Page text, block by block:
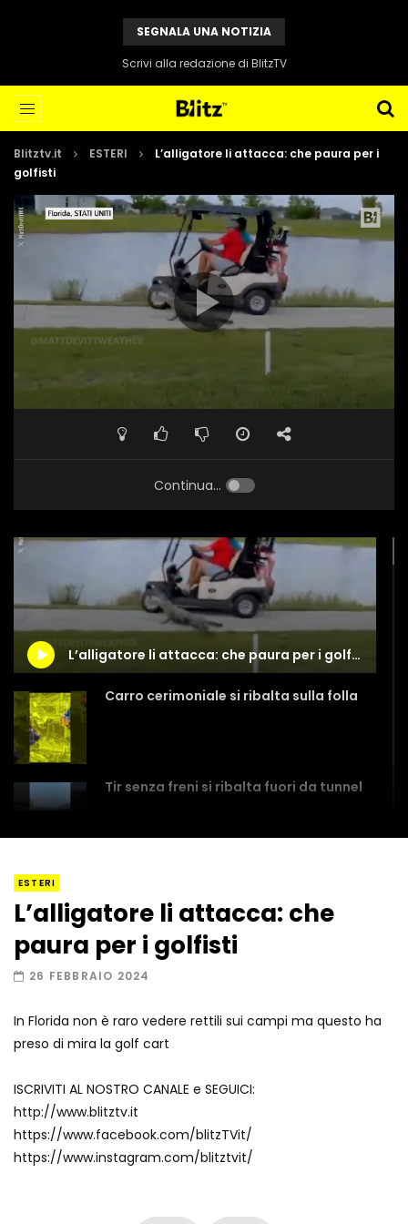
SEGNALA UNA NOTIZIA
Scrivi alla redazione di BlitzTV
Blitztv.it ESTERI
L’alligatore li attacca: che paura per i
golfisti
Continua...
L’alligatore li attacca: che paura per i golfisti
Carro cerimoniale si ribalta sulla folla
Tir senza freni si ribalta fuori da tunnel
Amiocuggino fa saltare in aria il drone
Due navi USA si scontrano in mare
ESTERI
L’alligatore li attacca: che
paura per i golfisti
26 FEBBRAIO 2024
In Florida non è raro vedere rettili sui campi ma questo ha
preso di mira la golf cart
ISCRIVITI AL NOSTRO CANALE e SEGUICI:
http://www.blitztv.it
https://www.facebook.com/blitzTVit/
https://www.instagram.com/blitztvit/